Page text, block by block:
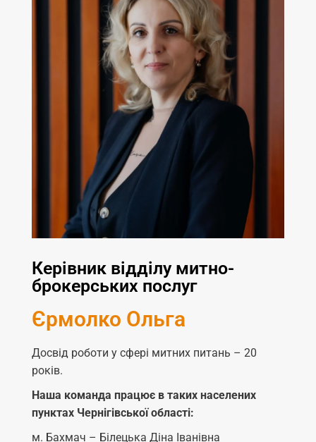
Керівник відділу митно-
брокерських послуг
Єрмолко Ольга
Досвід роботи у сфері митних питань – 20
років.
Наша команда працює в таких населених
пунктах Чернігівської області:
м. Бахмач – Білецька Діна Іванівна